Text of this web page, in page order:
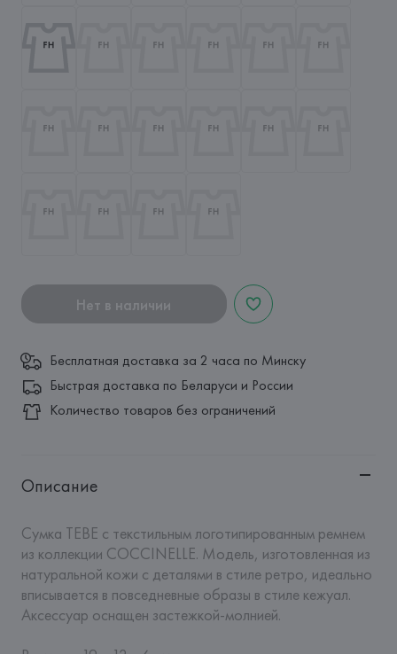
Нет в наличии
Бесплатная доставка за 2 часа по Минску
Быстрая доставка по Беларуси и России
Количество товаров без ограничений
Описание
Сумка TEBE с текстильным логотипированным ремнем
из коллекции COCCINELLE. Модель, изготовленная из
натуральной кожи с деталями в стиле ретро, идеально
вписывается в повседневные образы в стиле кежуал.
Аксессуар оснащен застежкой-молнией.